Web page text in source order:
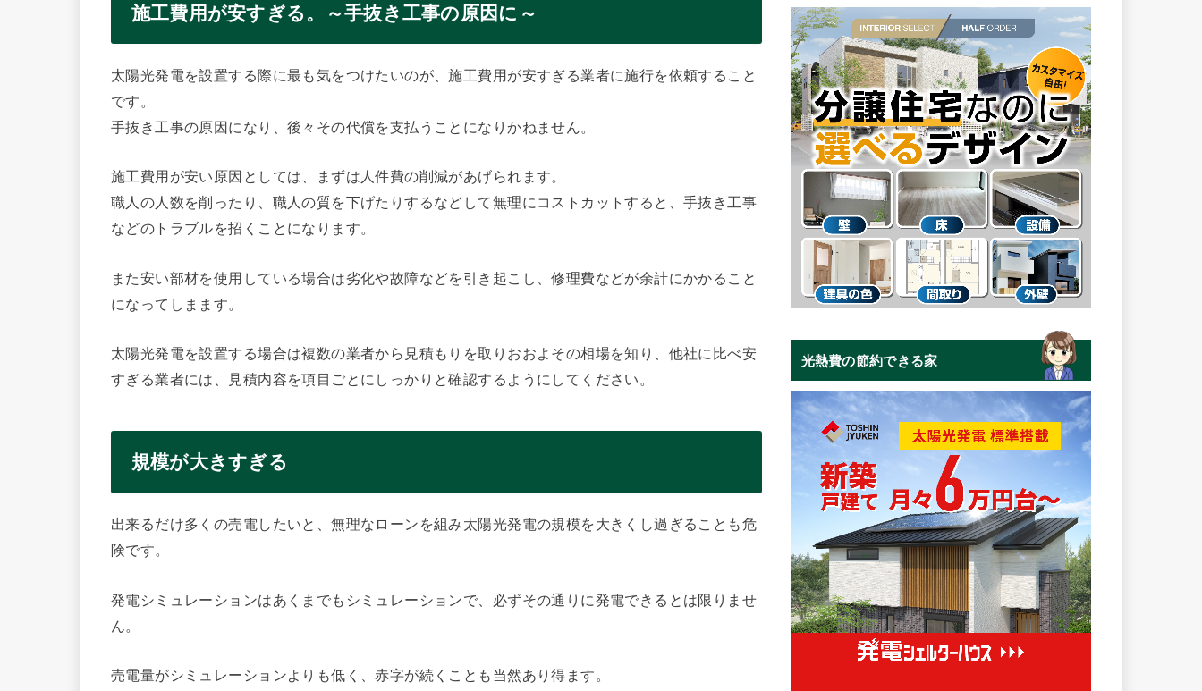
施工費用が安すぎる。～手抜き工事の原因に～
太陽光発電を設置する際に最も気をつけたいのが、施工費用が安すぎる業者に施行を依頼すること
です。
手抜き工事の原因になり、後々その代償を支払うことになりかねません。
施工費用が安い原因としては、まずは人件費の削減があげられます。
職人の人数を削ったり、職人の質を下げたりするなどして無理にコストカットすると、手抜き工事
などのトラブルを招くことになります。
また安い部材を使用している場合は劣化や故障などを引き起こし、修理費などが余計にかかること
になってしまます。
太陽光発電を設置する場合は複数の業者から見積もりを取りおおよその相場を知り、他社に比べ安
すぎる業者には、見積内容を項目ごとにしっかりと確認するようにしてください。
規模が大きすぎる
出来るだけ多くの売電したいと、無理なローンを組み太陽光発電の規模を大きくし過ぎることも危
険です。
発電シミュレーションはあくまでもシミュレーションで、必ずその通りに発電できるとは限りませ
ん。
売電量がシミュレーションよりも低く、赤字が続くことも当然あり得ます。
光熱費の節約できる家